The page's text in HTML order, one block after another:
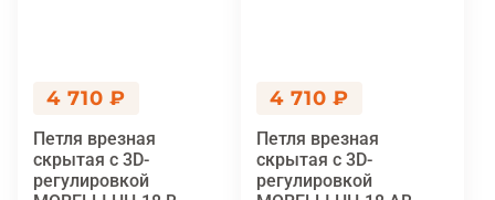
4 710 ₽
Петля врезная
скрытая с 3D-
регулировкой
4 710 ₽
Петля врезная
скрытая с 3D-
регулировкой